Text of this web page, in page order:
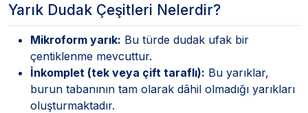
Yarık Dudak Çeşitleri Nelerdir?
Mikroform yarık: Bu türde dudak ufak bir
çentiklenme mevcuttur.
İnkomplet (tek veya çift taraflı): Bu yarıklar,
burun tabanının tam olarak dâhil olmadığı yarıkları
oluşturmaktadır.